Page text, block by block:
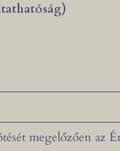
megelőzően az